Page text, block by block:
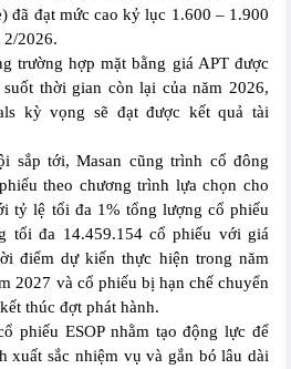
đã đạt mức cao kỷ lục 1.600 – 1.900
2026.
trường hợp mặt bằng giá APT được
thời gian còn lại của năm 2026,
kỳ vọng sẽ đạt được kết quả tài
sắp tới, Masan cũng trình cổ đông
theo chương trình lựa chọn cho
tỷ lệ tối đa 1% tổng lượng cổ phiếu
tối đa 14.459.154 cổ phiếu với giá
điểm dự kiến thực hiện trong năm
2027 và cổ phiếu bị hạn chế chuyển
thúc đợt phát hành.
phiếu ESOP nhằm tạo động lực để
xuất sắc nhiệm vụ và gắn bó lâu dài